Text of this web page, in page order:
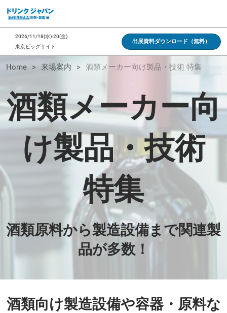
キ
ッ
し
て
む
2026/11/18(水)-20(金)
東京ビッグサイト
出展資料ダウンロード（無料）
Home 来場案内 酒類メーカー向け製品・技術 特集
酒類メーカー向
け製品・技術
特集
酒類原料から製造設備まで関連製
品が多数！
酒類向け製造設備や容器・原料な